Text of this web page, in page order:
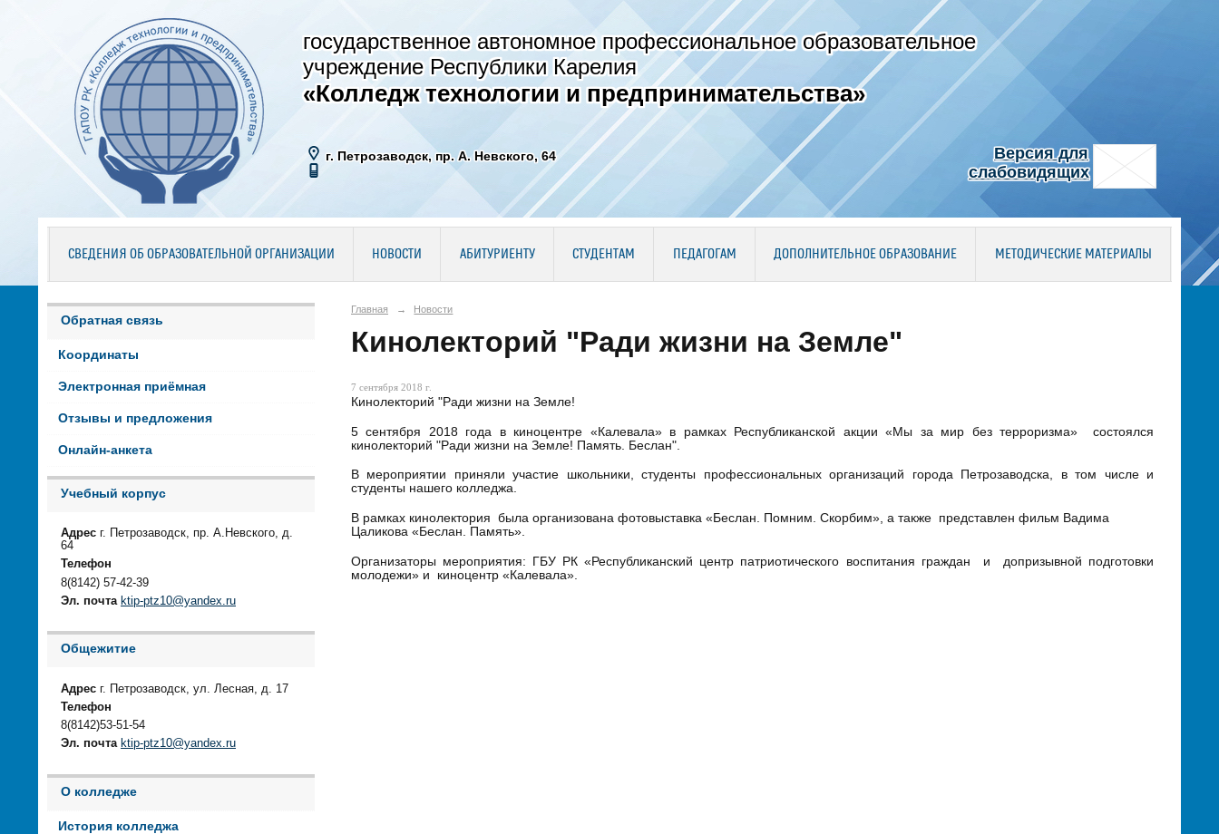
государственное автономное профессиональное образовательное
учреждение Республики Карелия
«Колледж технологии и предпринимательства»
г. Петрозаводск, пр. А. Невского, 64
Версия для
слабовидящих
СВЕДЕНИЯ ОБ ОБРАЗОВАТЕЛЬНОЙ ОРГАНИЗАЦИИ НОВОСТИ АБИТУРИЕНТУ СТУДЕНТАМ ПЕДАГОГАМ ДОПОЛНИТЕЛЬНОЕ ОБРАЗОВАНИЕ МЕТОДИЧЕСКИЕ МАТЕРИАЛЫ
Обратная связь
Координаты
Электронная приёмная
Отзывы и предложения
Онлайн-анкета
Учебный корпус
Адрес г. Петрозаводск, пр. А.Невского, д.
64
Телефон
8(8142) 57-42-39
Эл. почта ktip-ptz10@yandex.ru
Общежитие
Адрес г. Петрозаводск, ул. Лесная, д. 17
Телефон
8(8142)53-51-54
Эл. почта ktip-ptz10@yandex.ru
О колледже
История колледжа
Главная → Новости
Кинолекторий "Ради жизни на Земле"
7 сентября 2018 г.
Кинолекторий "Ради жизни на Земле!
5 сентября 2018 года в киноцентре «Калевала» в рамках Республиканской акции «Мы за мир без терроризма» состоялся
кинолекторий "Ради жизни на Земле! Память. Беслан".
В мероприятии приняли участие школьники, студенты профессиональных организаций города Петрозаводска, в том числе и
студенты нашего колледжа.
В рамках кинолектория была организована фотовыставка «Беслан. Помним. Скорбим», а также представлен фильм Вадима
Цаликова «Беслан. Память».
Организаторы мероприятия: ГБУ РК «Республиканский центр патриотического воспитания граждан и допризывной подготовки
молодежи» и киноцентр «Калевала».